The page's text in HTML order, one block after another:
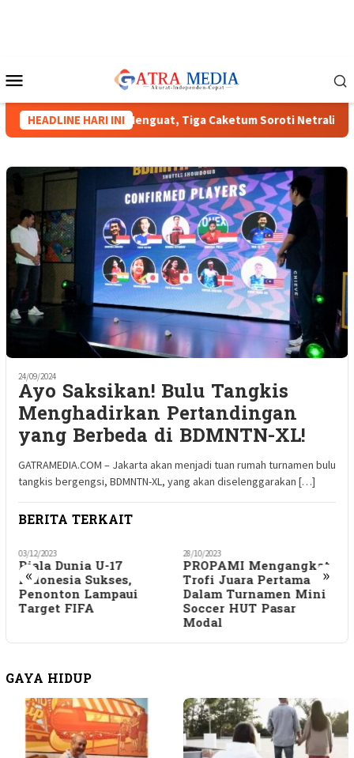
Mobile
HEADLINE HARI INI
HIPMI XVIII Menguat, Tiga Caketum Soroti Netralitas
24/09/2024
Ayo Saksikan! Bulu Tangkis
Menghadirkan Pertandingan
yang Berbeda di BDMNTN-XL!
GATRAMEDIA.COM – Jakarta akan menjadi tuan rumah turnamen bulu
tangkis bergengsi, BDMNTN-XL, yang akan diselenggarakan […]
BERITA TERKAIT
« »
03/12/2023
Piala Dunia U-17
Indonesia Sukses,
Penonton Lampaui
Target FIFA
28/10/2023
PROPAMI Mengangkat
Trofi Juara Pertama
Dalam Turnamen Mini
Soccer HUT Pasar
Modal
GAYA HIDUP